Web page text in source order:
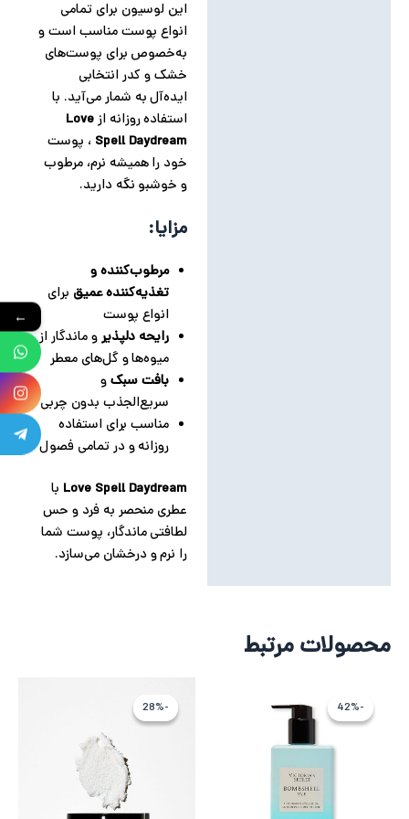
این لوسیون برای تمامی
انواع پوست مناسب است و
به‌خصوص برای پوست‌های
خشک و کدر انتخابی
ایده‌آل به شمار می‌آید. با
استفاده روزانه ازLove
Spell Daydream ، پوست
خود را همیشه نرم، مرطوب
و خوشبو نگه دارید.
مزایا:
مرطوب‌کننده و
تغذیه‌کننده عمیق برای
انواع پوست
رایحه دلپذیرو ماندگار از
میوه‌ها و گل‌های معطر
بافت سبکو
سریع‌الجذب بدون چربی
مناسب برای استفاده
روزانه و در تمامی فصول
Love Spell Daydream با
عطری منحصر به فرد و حس
لطافتی ماندگار، پوست شما
را نرم و درخشان می‌سازد.
محصولات مرتبط
-42%-42%
-28%-28%
←